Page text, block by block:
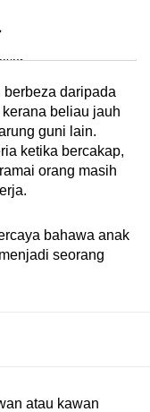
daripada
beliau jauh
guni lain.
ketika bercakap,
orang masih
bahawa anak
seorang
atau kawan